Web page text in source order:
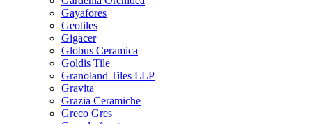
Gayafores
Geotiles
Gigacer
Globus Ceramica
Goldis Tile
Granoland Tiles LLP
Gravita
Grazia Ceramiche
Greco Gres